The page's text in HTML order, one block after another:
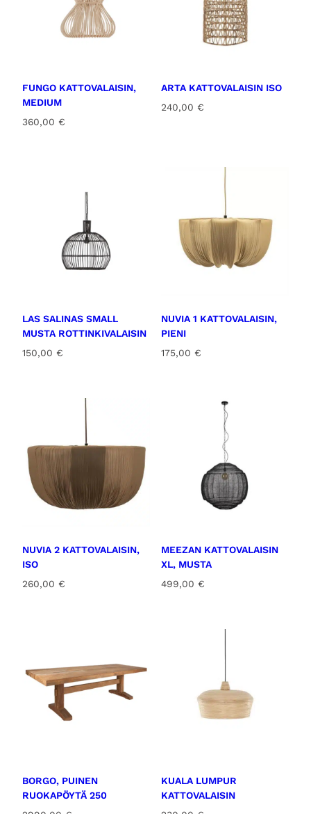
FUNGO KATTOVALAISIN,
MEDIUM
360,00 €
ARTA KATTOVALAISIN ISO
240,00 €
LAS SALINAS SMALL
MUSTA ROTTINKIVALAISIN
150,00 €
NUVIA 1 KATTOVALAISIN,
PIENI
175,00 €
NUVIA 2 KATTOVALAISIN,
ISO
260,00 €
MEEZAN KATTOVALAISIN
XL, MUSTA
499,00 €
BORGO, PUINEN
RUOKAPÖYTÄ 250
KUALA LUMPUR
KATTOVALAISIN